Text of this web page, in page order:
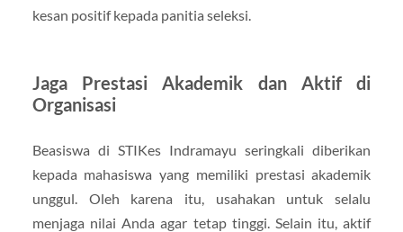
kesan positif kepada panitia seleksi.
Jaga Prestasi Akademik dan Aktif di
Organisasi
Beasiswa di STIKes Indramayu seringkali diberikan
kepada mahasiswa yang memiliki prestasi akademik
unggul. Oleh karena itu, usahakan untuk selalu
menjaga nilai Anda agar tetap tinggi. Selain itu, aktif